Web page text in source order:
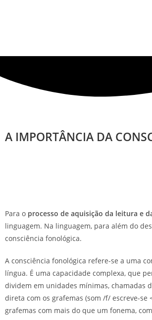
A IMPORTÂNCIA DA
Para o processo de aquisição da leitura e
linguagem. Na linguagem, para além do
consciência fonológica.
A consciência fonológica refere-se a uma
língua. É uma capacidade complexa, que
dividem em unidades mínimas, chamadas
direta com os grafemas (som /f/ escreve-se
grafemas com mais do que um fonema,